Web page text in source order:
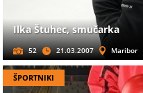
Ilka Štuhec, smučarka
52 21.03.2007 Maribor
ŠPORTNIKI